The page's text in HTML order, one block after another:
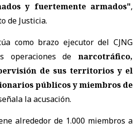
y fuertemente armados",
de Justicia.
como brazo ejecutor del CJNG
operaciones de narcotráfico,
de sus territorios y el
públicos y miembros de
la acusación.
alrededor de 1.000 miembros a